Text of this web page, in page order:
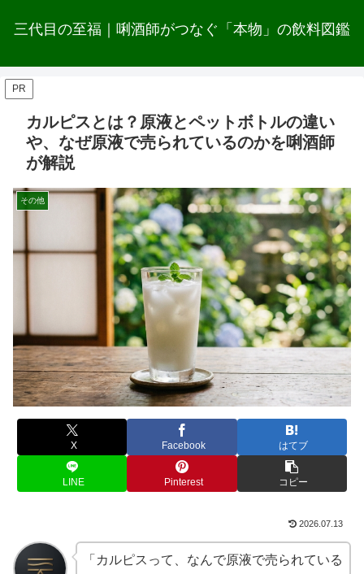
三代目の至福｜唎酒師がつなぐ「本物」の飲料図鑑
PR
カルピスとは？原液とペットボトルの違い
や、なぜ原液で売られているのかを唎酒師
が解説
その他
X Facebook はてブ
LINE Pinterest コピー
2026.07.13
「カルピスって、なんで原液で売られている